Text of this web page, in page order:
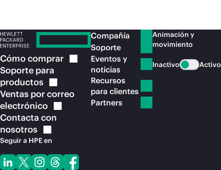
Cómocomprar
Soporte para
productos
Ventas por correo
electrónico
Contacta con
nosotros
Seguir a HPE en
Compañía
Soporte
Eventos y
noticias
Recursos
para clientes
Partners
Animación y
movimiento
Inactivo Activo